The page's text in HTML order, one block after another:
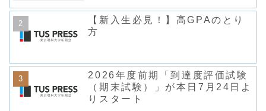
【新入生必見！】高GPAのとり
方
2026年度前期「到達度評価試験
（期末試験）」が本日7月24日よ
りスタート